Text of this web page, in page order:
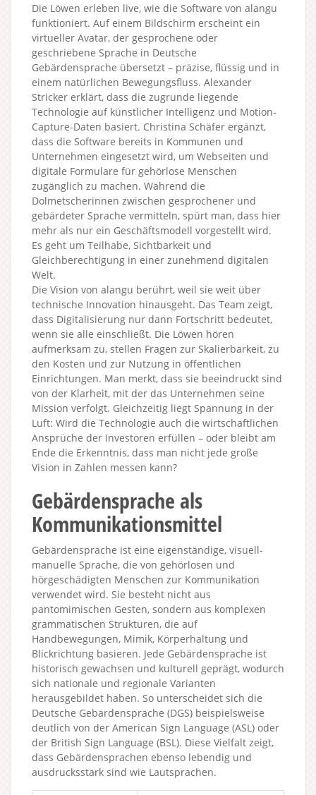
Die Löwen erleben live, wie die Software von alangu
funktioniert. Auf einem Bildschirm erscheint ein
virtueller Avatar, der gesprochene oder
geschriebene Sprache in Deutsche
Gebärdensprache übersetzt – präzise, flüssig und in
einem natürlichen Bewegungsfluss. Alexander
Stricker erklärt, dass die zugrunde liegende
Technologie auf künstlicher Intelligenz und Motion-
Capture-Daten basiert. Christina Schäfer ergänzt,
dass die Software bereits in Kommunen und
Unternehmen eingesetzt wird, um Webseiten und
digitale Formulare für gehörlose Menschen
zugänglich zu machen. Während die
Dolmetscherinnen zwischen gesprochener und
gebärdeter Sprache vermitteln, spürt man, dass hier
mehr als nur ein Geschäftsmodell vorgestellt wird.
Es geht um Teilhabe, Sichtbarkeit und
Gleichberechtigung in einer zunehmend digitalen
Welt.
Die Vision von alangu berührt, weil sie weit über
technische Innovation hinausgeht. Das Team zeigt,
dass Digitalisierung nur dann Fortschritt bedeutet,
wenn sie alle einschließt. Die Löwen hören
aufmerksam zu, stellen Fragen zur Skalierbarkeit, zu
den Kosten und zur Nutzung in öffentlichen
Einrichtungen. Man merkt, dass sie beeindruckt sind
von der Klarheit, mit der das Unternehmen seine
Mission verfolgt. Gleichzeitig liegt Spannung in der
Luft: Wird die Technologie auch die wirtschaftlichen
Ansprüche der Investoren erfüllen – oder bleibt am
Ende die Erkenntnis, dass man nicht jede große
Vision in Zahlen messen kann?
Gebärdensprache als
Kommunikationsmittel
Gebärdensprache ist eine eigenständige, visuell-
manuelle Sprache, die von gehörlosen und
hörgeschädigten Menschen zur Kommunikation
verwendet wird. Sie besteht nicht aus
pantomimischen Gesten, sondern aus komplexen
grammatischen Strukturen, die auf
Handbewegungen, Mimik, Körperhaltung und
Blickrichtung basieren. Jede Gebärdensprache ist
historisch gewachsen und kulturell geprägt, wodurch
sich nationale und regionale Varianten
herausgebildet haben. So unterscheidet sich die
Deutsche Gebärdensprache (DGS) beispielsweise
deutlich von der American Sign Language (ASL) oder
der British Sign Language (BSL). Diese Vielfalt zeigt,
dass Gebärdensprachen ebenso lebendig und
ausdrucksstark sind wie Lautsprachen.